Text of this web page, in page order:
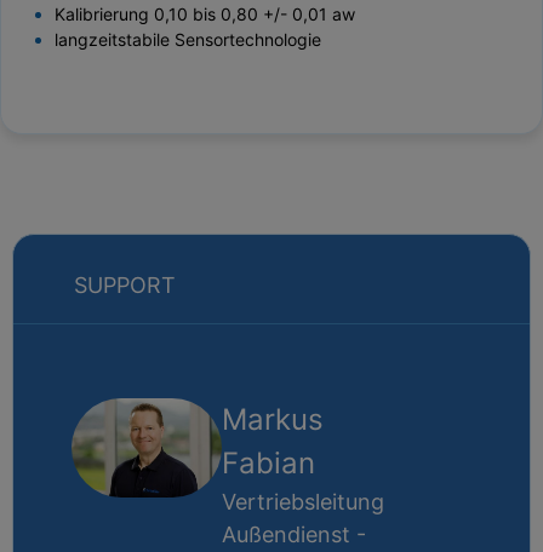
Kalibrierung 0,10 bis 0,80 +/- 0,01 aw
langzeitstabile Sensortechnologie
SUPPORT
Markus
Fabian
Vertriebsleitung
Außendienst -